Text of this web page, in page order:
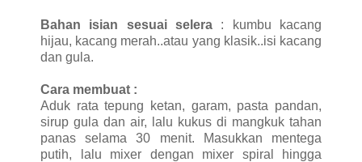
Bahan isian sesuai selera : kumbu kacang
hijau, kacang merah..atau yang klasik..isi kacang
dan gula.
Cara membuat :
Aduk rata tepung ketan, garam, pasta pandan,
sirup gula dan air, lalu kukus di mangkuk tahan
panas selama 30 menit. Masukkan mentega
putih, lalu mixer dengan mixer spiral hingga